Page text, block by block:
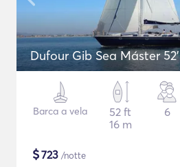
Dufour Gib Sea Máster 52’
Barca a vela
52 ft
16 m
6
$723 /notte